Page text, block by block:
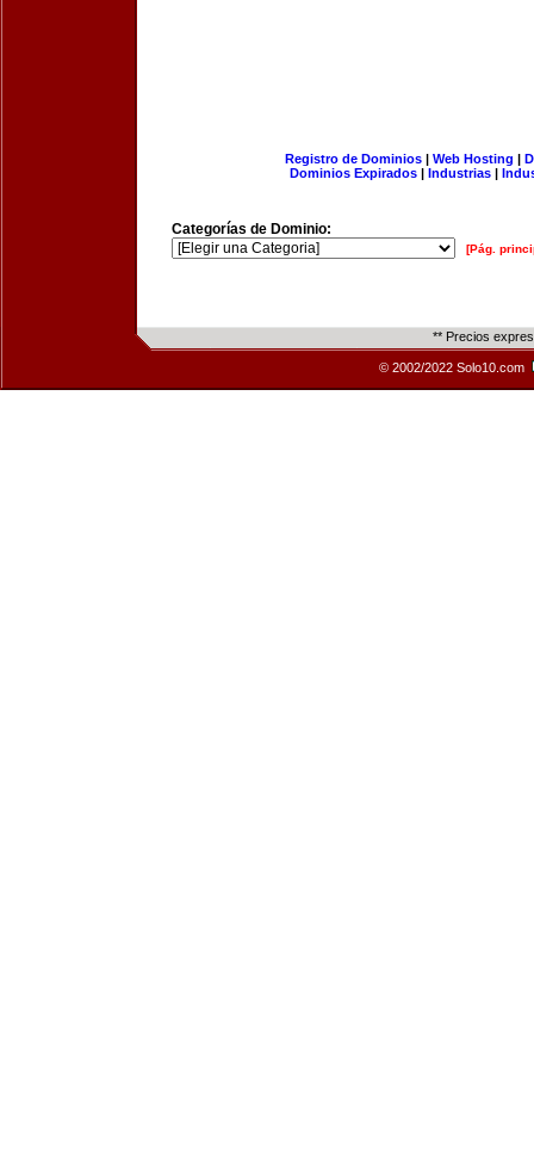
Registro de Dominios| Web Hosting |
Dominios Expirados | Industrias |
Categorías de Dominio:
[Pág.
** Precios
© 2002/2022 Solo10.com